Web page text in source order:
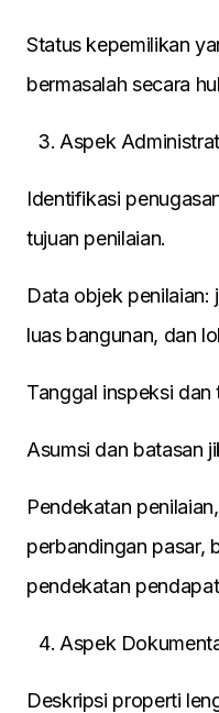
Status kepemilikan
bermasalah secara
Aspek
Identifikasi
tujuan penilaian.
Data objek penilaian:
luas bangunan, dan
Tanggal inspeksi dan
Asumsi dan batasan
Pendekatan
perbandingan pasar,
pendekatan
Aspek
Deskripsi properti